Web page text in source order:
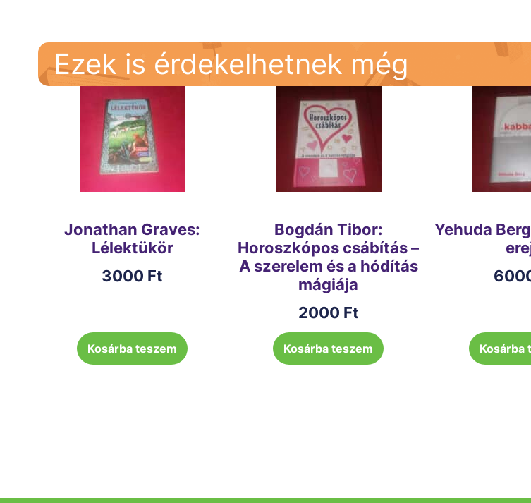
Ezek is érdekelhetnek még
Jonathan Graves:
Lélektükör
3000 Ft
Kosárba teszem
Bogdán Tibor:
Horoszkópos csábítás –
A szerelem és a hódítás
mágiája
2000 Ft
Kosárba teszem
Yehuda
Kosárba